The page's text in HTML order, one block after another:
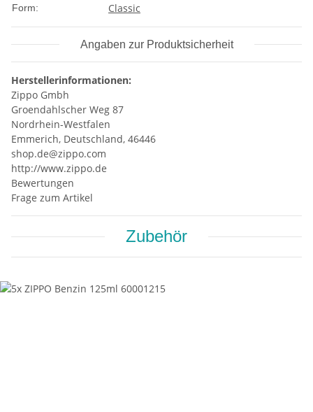
Form: Classic
Angaben zur Produktsicherheit
Herstellerinformationen:
Zippo Gmbh
Groendahlscher Weg 87
Nordrhein-Westfalen
Emmerich, Deutschland, 46446
shop.de@zippo.com
http://www.zippo.de
Bewertungen
Frage zum Artikel
Zubehör